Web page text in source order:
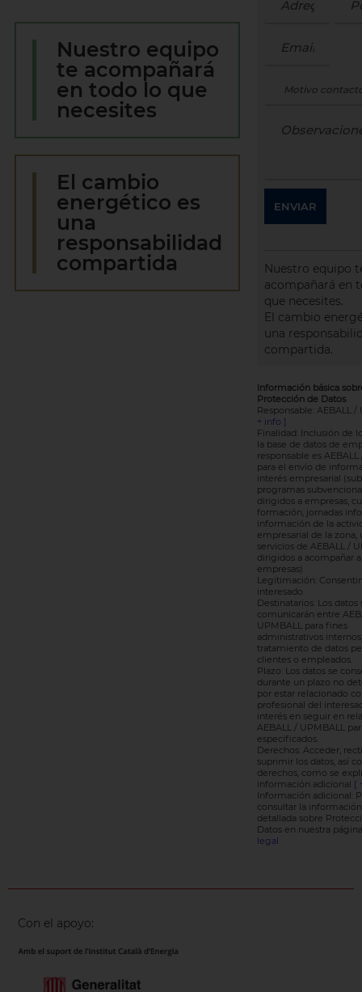
Nuestro equipo
te acompañará
en todo lo que
necesites
El cambio
energético es
una
responsabilidad
compartida
ENVIAR
Nuestro equipo
acompañará en
que necesites.
El cambio
una
compartida.
Información básica
Protección de Datos
Responsable: AEBALL
+ info ]
Finalidad: Inclusión de
la base de datos de
responsable es
para el envío de
interés empresarial
programas
dirigidos a empresas,
formación, jornadas
información de la
empresarial de la zona,
servicios de AEBALL /
dirigidos a acompañar a
empresas).
Legitimación:
interesado.
Destinatarios: Los datos
comunicarán entre
UPMBALL para fines
administrativos
tratamiento de datos
clientes o empleados.
Plazo: Los datos se
durante un plazo no
por estar relacionado
profesional del
interés en seguir en
AEBALL / UPMBALL
especificados.
Derechos: Acceder,
suprimir los datos, así
derechos, como se
información adicional [
Información adicional:
consultar la
detallada sobre
Datos en nuestra
legal
Con el apoyo: